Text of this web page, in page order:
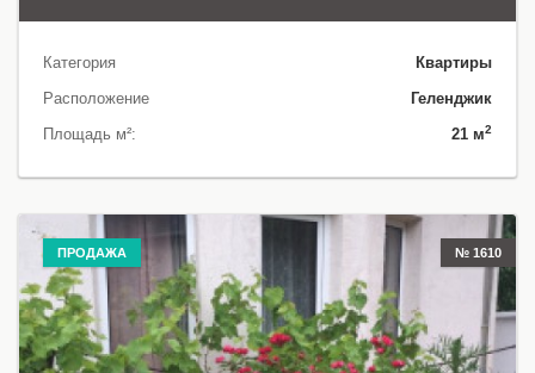
Категория
Квартиры
Расположение
Геленджик
Площадь м²:
21 м2
ПРОДАЖА № 1610